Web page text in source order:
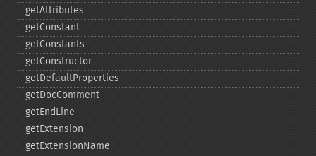
getAttributes
getConstant
getConstants
getConstructor
getDefaultProperties
getDocComment
getEndLine
getExtension
getExtensionName